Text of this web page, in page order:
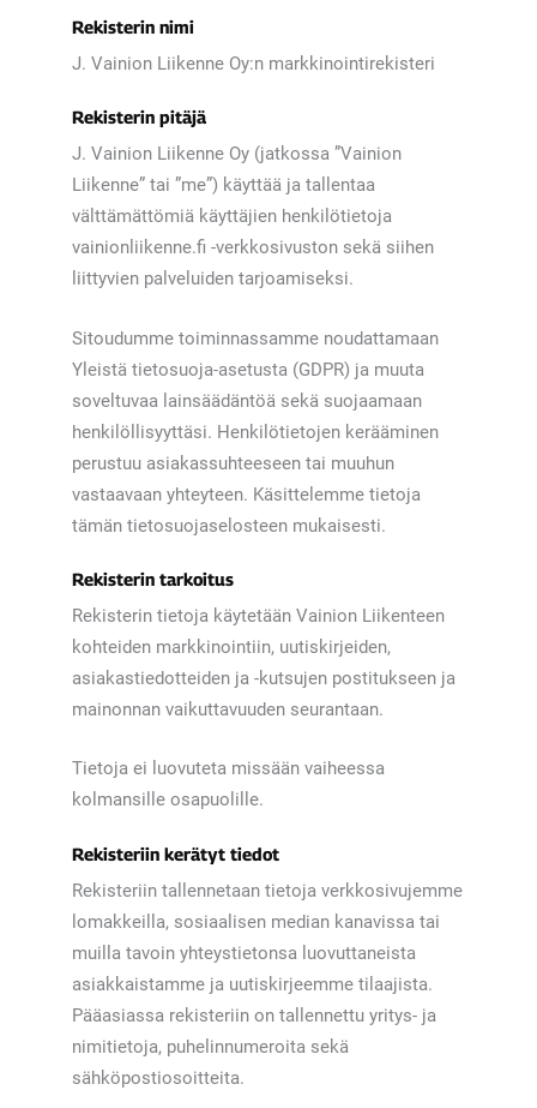
Rekisterin nimi
J. Vainion Liikenne Oy:n markkinointirekisteri
Rekisterin pitäjä
J. Vainion Liikenne Oy (jatkossa ”Vainion
Liikenne” tai ”me”) käyttää ja tallentaa
välttämättömiä käyttäjien henkilötietoja
vainionliikenne.fi -verkkosivuston sekä siihen
liittyvien palveluiden tarjoamiseksi.
Sitoudumme toiminnassamme noudattamaan
Yleistä tietosuoja-asetusta (GDPR) ja muuta
soveltuvaa lainsäädäntöä sekä suojaamaan
henkilöllisyyttäsi. Henkilötietojen kerääminen
perustuu asiakassuhteeseen tai muuhun
vastaavaan yhteyteen. Käsittelemme tietoja
tämän tietosuojaselosteen mukaisesti.
Rekisterin tarkoitus
Rekisterin tietoja käytetään Vainion Liikenteen
kohteiden markkinointiin, uutiskirjeiden,
asiakastiedotteiden ja -kutsujen postitukseen ja
mainonnan vaikuttavuuden seurantaan.
Tietoja ei luovuteta missään vaiheessa
kolmansille osapuolille.
Rekisteriin kerätyt tiedot
Rekisteriin tallennetaan tietoja verkkosivujemme
lomakkeilla, sosiaalisen median kanavissa tai
muilla tavoin yhteystietonsa luovuttaneista
asiakkaistamme ja uutiskirjeemme tilaajista.
Pääasiassa rekisteriin on tallennettu yritys- ja
nimitietoja, puhelinnumeroita sekä
sähköpostiosoitteita.